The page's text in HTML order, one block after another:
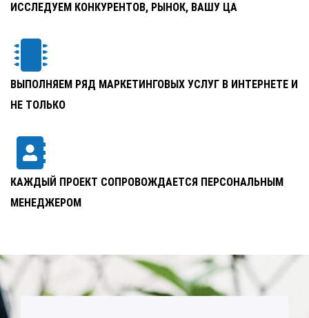
ИССЛЕДУЕМ КОНКУРЕНТОВ, РЫНОК, ВАШУ ЦА
ВЫПОЛНЯЕМ РЯД МАРКЕТИНГОВЫХ УСЛУГ В ИНТЕРНЕТЕ И
НЕ ТОЛЬКО
КАЖДЫЙ ПРОЕКТ СОПРОВОЖДАЕТСЯ ПЕРСОНАЛЬНЫМ
МЕНЕДЖЕРОМ